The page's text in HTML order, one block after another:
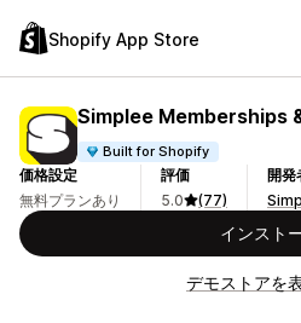
Shopify App Store
Simplee Memberships
Built for Shopify
価格設定
無料プランあり
評価
5.0
(77)
開発
インスト
デモストアを